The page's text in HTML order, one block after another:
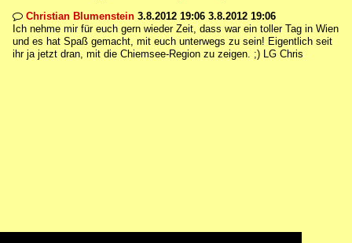
 Christian Blumenstein 3.8.2012 19:06 3.8.2012 19:06
Ich nehme mir für euch gern wieder Zeit, dass war ein toller Tag in Wien
und es hat Spaß gemacht, mit euch unterwegs zu sein! Eigentlich seit
ihr ja jetzt dran, mit die Chiemsee-Region zu zeigen. ;) LG Chris